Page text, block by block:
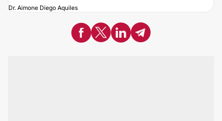
Dr. Aimone Diego Aquiles